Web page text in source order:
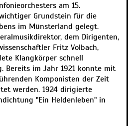
am 15.
Grundstein für die
im Münsterland gelegt.
dem Dirigenten,
Fritz Volbach,
Klangkörper schnell
Bereits im Jahr 1921 konnte mit
Komponisten der Zeit
werden. 1924 dirigierte
"Ein Heldenleben" in